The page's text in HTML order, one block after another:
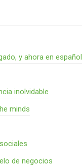
y ahora en español
inolvidable
minds
de negocios